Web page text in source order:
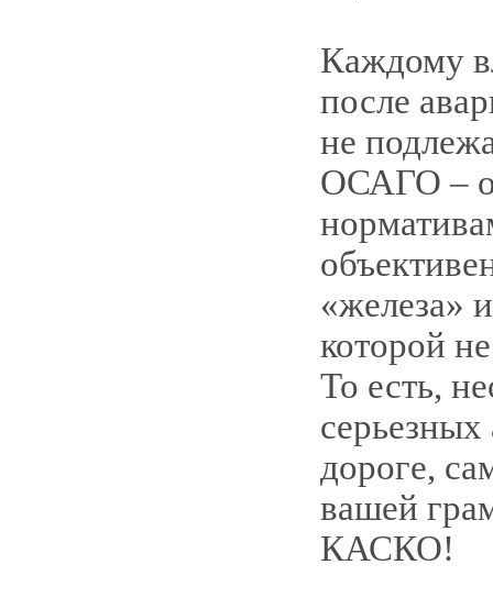
Каждому
после
не
ОСАГО –
«железа»
которой
То есть,
серьезных
дороге,
вашей
КАСКО!